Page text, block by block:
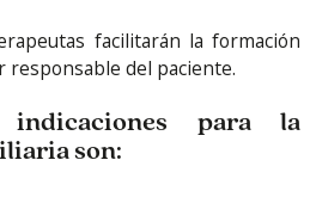
facilitarán la formación
responsable del paciente.
indicaciones para la
son: